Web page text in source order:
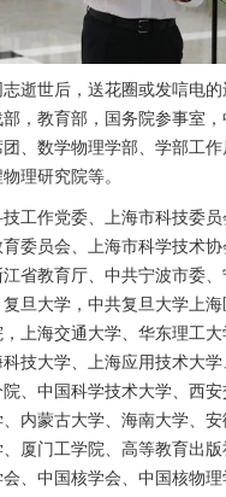
逝世后，送花圈或发唁电的
，教育部，国务院参事室
团、数学物理学部、学部工
理研究院等。
工作党委、上海市科技委
委员会、上海市科学技术
省教育厅、中共宁波市委
旦大学，中共复旦大学上
上海交通大学、华东理工
技大学、上海应用技术大
、中国科学技术大学、西安
内蒙古大学、海南大学、
厦门工学院、高等教育出
会、中国核学会、中国核物